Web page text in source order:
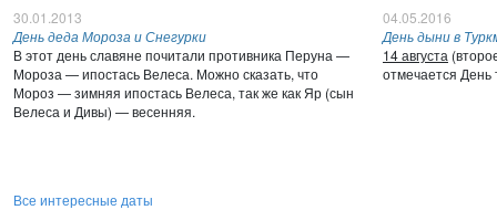
30.01.2013
День деда Мороза и Снегурки
В этот день славяне почитали противника Перуна —
Мороза — ипостась Велеса. Можно сказать, что
Мороз — зимняя ипостась Велеса, так же как Яр (сын
Велеса и Дивы) — весенняя.
04.05.2016
День дыни в
14 августа
отмечается
Все интересные даты